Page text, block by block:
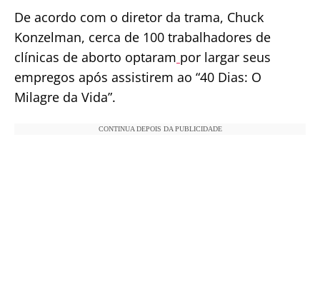
De acordo com o diretor da trama, Chuck
Konzelman, cerca de 100 trabalhadores de
clínicas de aborto optaram por largar seus
empregos após assistirem ao “40 Dias: O
Milagre da Vida”.
CONTINUA DEPOIS DA PUBLICIDADE